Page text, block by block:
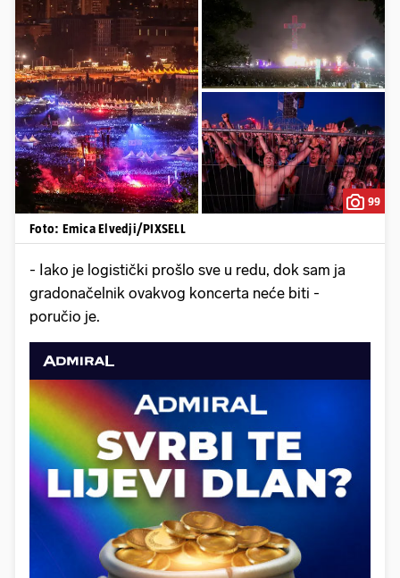
99
Foto: Emica Elvedji/PIXSELL
- Iako je logistički prošlo sve u redu, dok sam ja
gradonačelnik ovakvog koncerta neće biti -
poručio je.